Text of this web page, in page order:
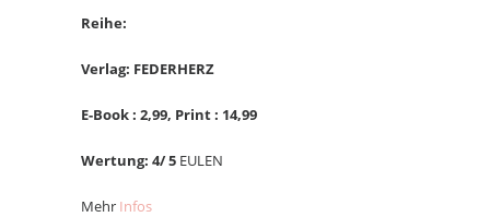
Reihe:
Verlag: FEDERHERZ
E-Book : 2,99, Print : 14,99
Wertung: 4/ 5 EULEN
Mehr Infos